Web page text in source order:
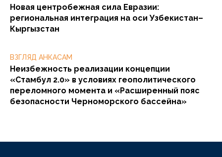
Новая центробежная сила Евразии:
региональная интеграция на оси Узбекистан–
Кыргызстан
ВЗГЛЯД АНКАСАМ
Неизбежность реализации концепции
«Стамбул 2.0» в условиях геополитического
переломного момента и «Расширенный пояс
безопасности Черноморского бассейна»